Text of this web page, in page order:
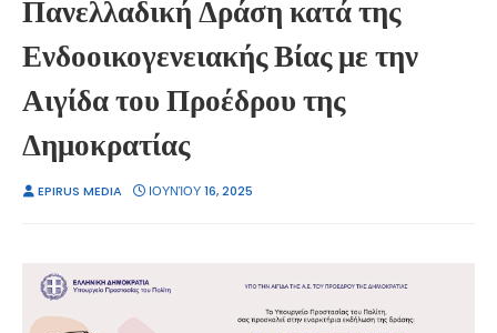
Πανελλαδική Δράση κατά της
Ενδοοικογενειακής Βίας με την
Αιγίδα του Προέδρου της
Δημοκρατίας
EPIRUS MEDIA ΙΟΥΝΊΟΥ 16, 2025